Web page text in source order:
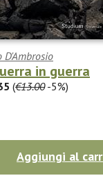
D'Ambrosio
in guerra
(€13.00-5%)
Aggiungi al